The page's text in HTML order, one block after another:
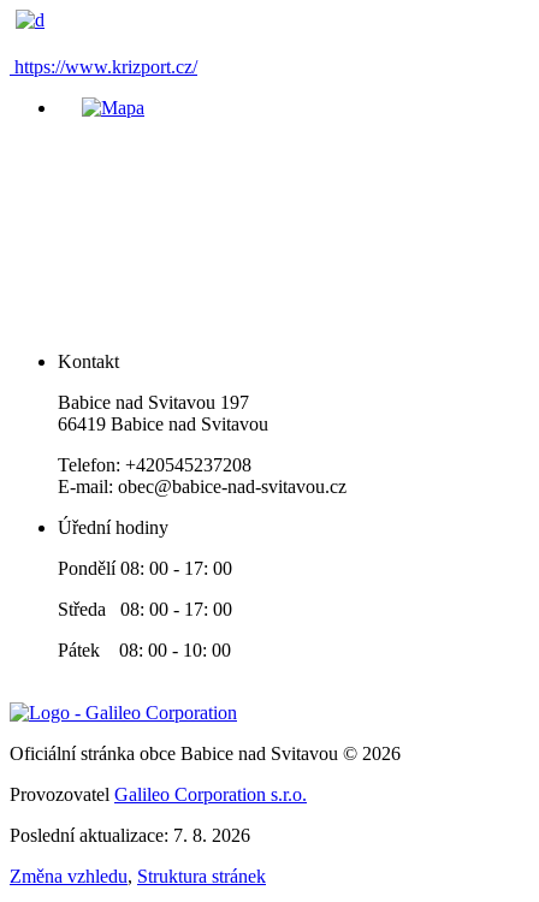
https://www.krizport.cz/
Kontakt
Babice nad Svitavou 197
66419 Babice nad Svitavou
Telefon: +420545237208
E-mail: obec@babice-nad-svitavou.cz
Úřední hodiny
Pondělí 08: 00 - 17: 00
Středa 08: 00 - 17: 00
Pátek 08: 00 - 10: 00
Oficiální stránka obce Babice nad Svitavou © 2026
Provozovatel Galileo Corporation s.r.o.
Poslední aktualizace: 7. 8. 2026
Změna vzhledu, Struktura stránek